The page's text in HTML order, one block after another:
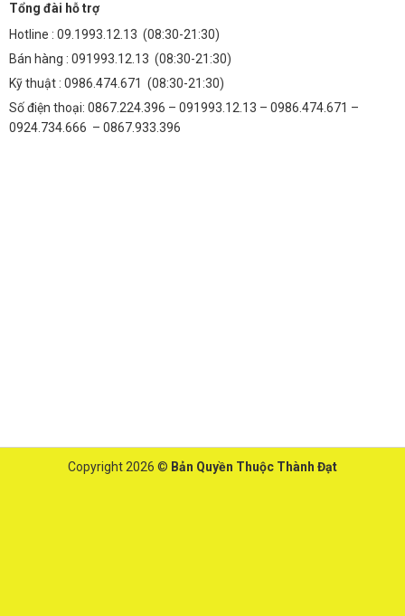
Tổng đài hỗ trợ
Hotline : 09.1993.12.13 (08:30-21:30)
Bán hàng : 091993.12.13 (08:30-21:30)
Kỹ thuật : 0986.474.671 (08:30-21:30)
Số điện thoại: 0867.224.396 – 091993.12.13 – 0986.474.671 –
0924.734.666 – 0867.933.396
Copyright 2026 © Bản Quyền Thuộc Thành Đạt